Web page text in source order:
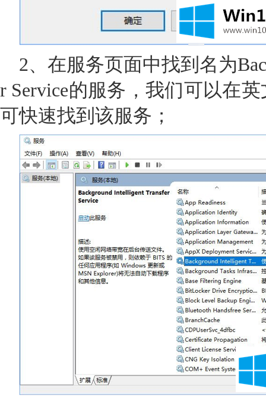
2、在服务页面中找到名为
r Service的服务，我们可以在
可快速找到该服务；